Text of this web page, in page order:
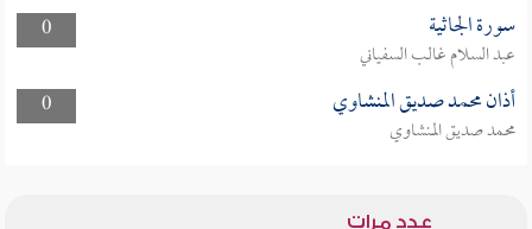
0
سورة الجاثية
عبد السلام غالب السفياني
0
أذان محمد صديق المنشاوي
محمد صديق المنشاوي
عدد مرات